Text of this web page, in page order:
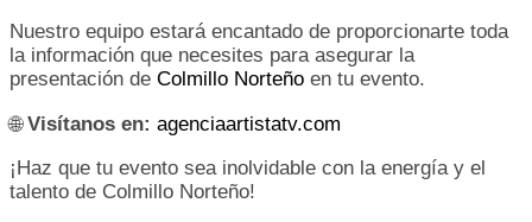
Nuestro equipo estará encantado de proporcionarte toda
la información que necesites para asegurar la
presentación de Colmillo Norteño en tu evento.
🌐Visítanos en: agenciaartistatv.com
¡Haz que tu evento sea inolvidable con la energía y el
talento de Colmillo Norteño!